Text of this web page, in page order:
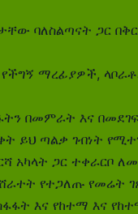
ባለስልጣናት ጋር
ማረፊያዎች,
በመምራት እና
ጣልቃ ገብነት
ጋር ተቀራርቦ
የተጋለጡ የመሬት
እና የከተማ እና